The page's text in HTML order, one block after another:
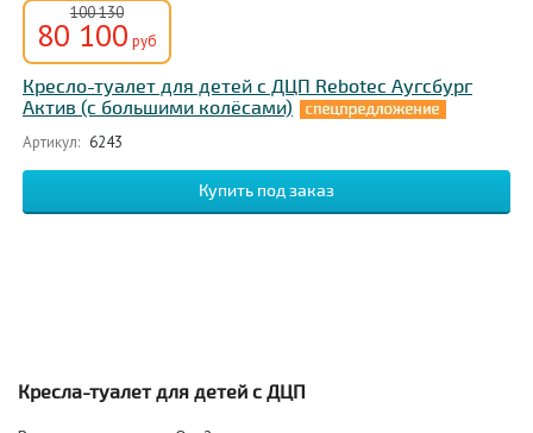
100 130
80 100 руб
Креcло-туалет для детей с ДЦП Rebotec Аугсбург
Актив (с большими колёсами)
Артикул: 6243
Кресла-туалет для детей с ДЦП